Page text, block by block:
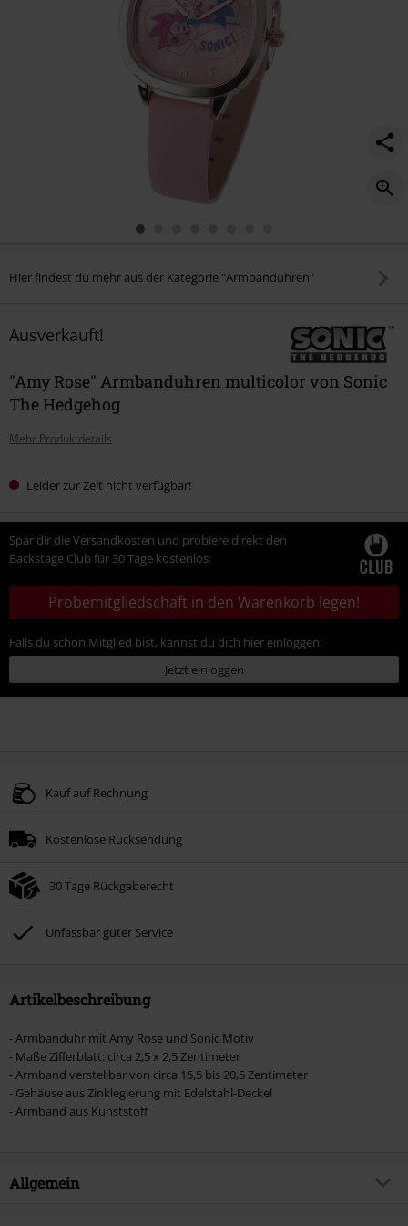
Hier findest du mehr aus der Kategorie "Armbanduhren"
Ausverkauft!
"Amy Rose" Armbanduhren multicolor von Sonic
The Hedgehog
Mehr Produktdetails
Leider zur Zeit nicht verfügbar!
Spar dir die Versandkosten und probiere direkt den
Backstage Club für 30 Tage kostenlos:
Probemitgliedschaft in den Warenkorb legen!
Falls du schon Mitglied bist, kannst du dich hier einloggen:
Jetzt einloggen
Kauf auf Rechnung
Kostenlose Rücksendung
30 Tage Rückgaberecht
Unfassbar guter Service
Artikelbeschreibung
- Armbanduhr mit Amy Rose und Sonic Motiv
- Maße Zifferblatt: circa 2,5 x 2,5 Zentimeter
- Armband verstellbar von circa 15,5 bis 20,5 Zentimeter
- Gehäuse aus Zinklegierung mit Edelstahl-Deckel
- Armband aus Kunststoff
Allgemein